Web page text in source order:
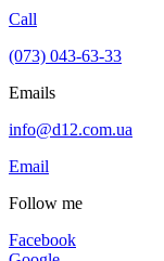
Call
(073) 043-63-33
Emails
info@d12.com.ua
Email
Follow me
Facebook